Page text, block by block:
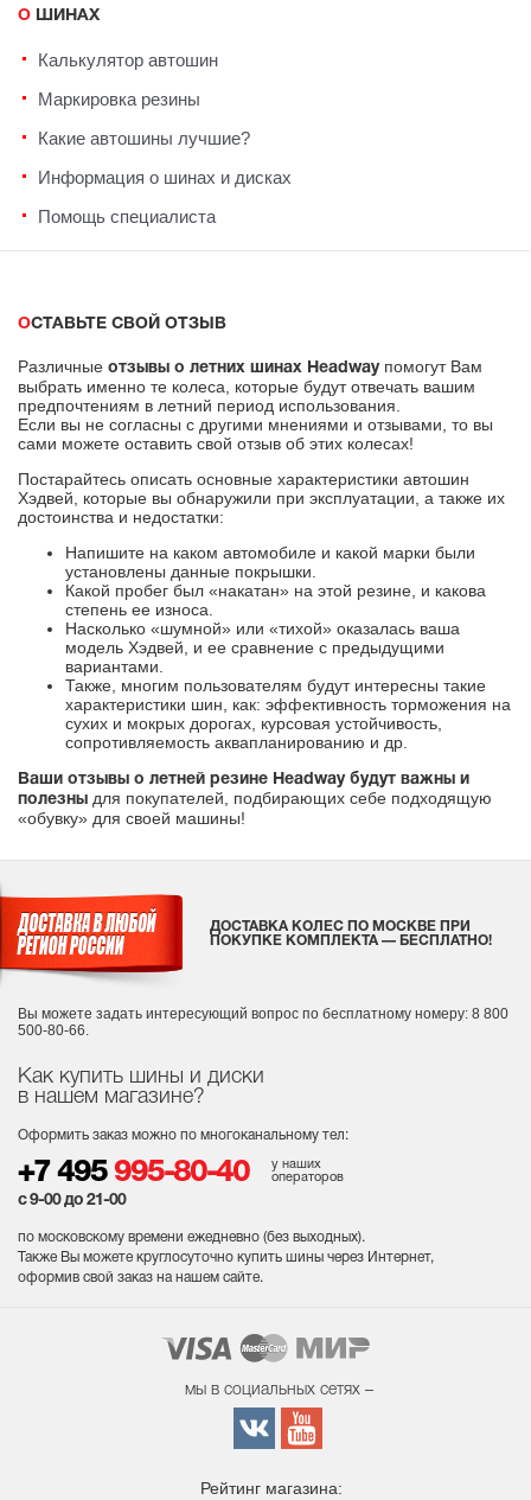
О ШИНАХ
Калькулятор автошин
Маркировка резины
Какие автошины лучшие?
Информация о шинах и дисках
Помощь специалиста
ОСТАВЬТЕ СВОЙ ОТЗЫВ
Различные отзывы о летних шинах Headwayпомогут Вам
выбрать именно те колеса, которые будут отвечать вашим
предпочтениям в летний период использования.
Если вы не согласны с другими мнениями и отзывами, то вы
сами можете оставить свой отзыв об этих колесах!
Постарайтесь описать основные характеристики автошин
Хэдвей, которые вы обнаружили при эксплуатации, а также их
достоинства и недостатки:
Напишите на каком автомобиле и какой марки были
установлены данные покрышки.
Какой пробег был «накатан» на этой резине, и какова
степень ее износа.
Насколько «шумной» или «тихой» оказалась ваша
модель Хэдвей, и ее сравнение с предыдущими
вариантами.
Также, многим пользователям будут интересны такие
характеристики шин, как: эффективность торможения на
сухих и мокрых дорогах, курсовая устойчивость,
сопротивляемость аквапланированию и др.
Ваши отзывы о летней резине Headway будут важны и
полезны
для покупателей, подбирающих себе подходящую
«обувку» для своей машины!
Как купить шины и диски
в нашем магазине?
Оформить заказ можно по многоканальному тел:
+7 495 995-80-40
у наших
операторов
с 9-00 до 21-00
по московскому времени ежедневно (без выходных).
Также Вы можете круглосуточно купить шины через Интернет,
оформив свой заказ на нашем сайте.
ДОСТАВКА КОЛЕС ПО МОСКВЕ ПРИ
ПОКУПКЕ КОМПЛЕКТА — БЕСПЛАТНО!
Вы можете задать интересующий вопрос по бесплатному номеру: 8 800
500-80-66.
мы в социальных сетях –
Рейтинг магазина: